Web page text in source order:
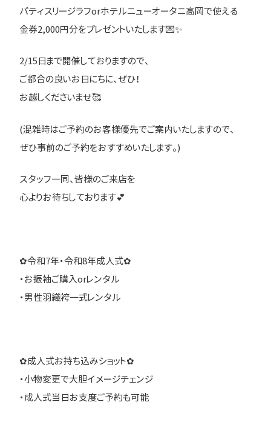
パティスリージラフorホテルニューオータニ高岡で使える
金券2,000円分をプレゼントいたします💌✨
2/15日まで開催しておりますので、
ご都合の良いお日にちに、ぜひ！
お越しくださいませ🥰
(混雑時はご予約のお客様優先でご案内いたしますので、
ぜひ事前のご予約をおすすめいたします。)
スタッフ一同、皆様のご来店を
心よりお待ちしております💕
✿令和7年・令和8年成人式✿
・お振袖ご購入orレンタル
・男性羽織袴一式レンタル
✿成人式お持ち込みショット✿
・小物変更で大胆イメージチェンジ
・成人式当日お支度ご予約も可能